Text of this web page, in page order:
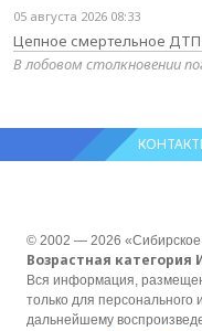
05 августа 2026 08:33
Цепное смертельное
В лобовом столкновении
© 2002 — 2026 «Сибирское
Возрастная категория
Вся информация,
только для
дальнейшему